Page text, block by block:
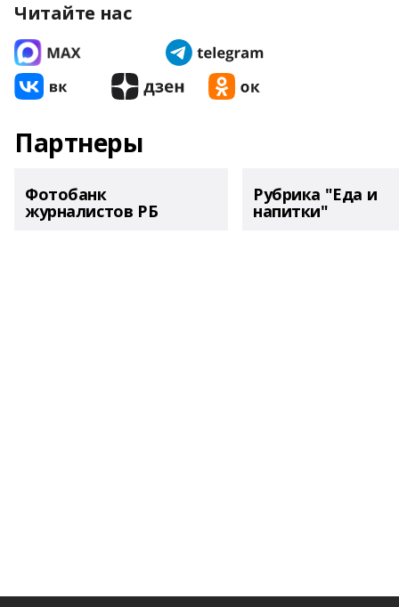
Читайте нас
Партнеры
Фотобанк
журналистов РБ
Рубрика "Еда и
напитки"